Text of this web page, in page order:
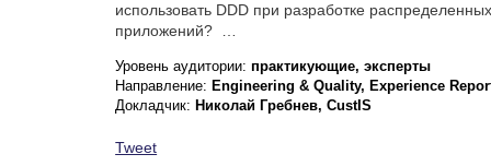
использовать DDD при разработке
приложений? …
Уровень аудитории:практикующие, эксперты
Направление: Engineering & Quality, Experience
Докладчик: Николай Гребнев, CustIS
Tweet